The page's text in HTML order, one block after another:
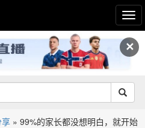
✕
» 99%的家长都没想明白，就开始